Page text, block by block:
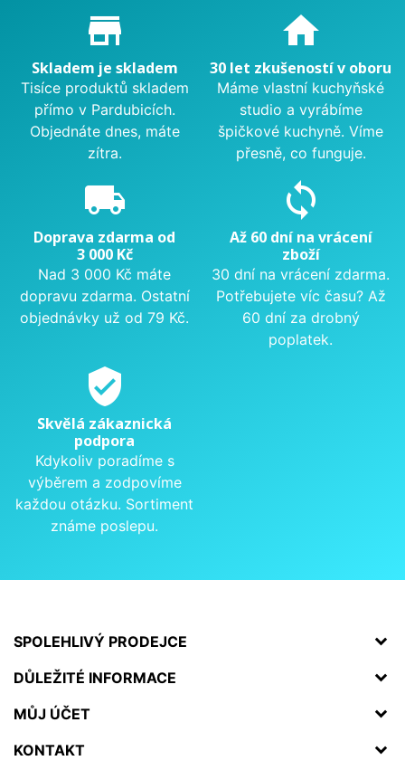
Proč nakupovat u nás?
store_mall_directory
Skladem je skladem
Tisíce produktů skladem
přímo v Pardubicích.
Objednáte dnes, máte
zítra.
home
30 let zkušeností v oboru
Máme vlastní kuchyňské
studio a vyrábíme
špičkové kuchyně. Víme
přesně, co funguje.
local_shipping
Doprava zdarma od
3 000 Kč
Nad 3 000 Kč máte
dopravu zdarma. Ostatní
objednávky už od 79 Kč.
sync
Až 60 dní na vrácení
zboží
30 dní na vrácení zdarma.
Potřebujete víc času? Až
60 dní za drobný
poplatek.
verified_user
Skvělá zákaznická
podpora
Kdykoliv poradíme s
výběrem a zodpovíme
každou otázku. Sortiment
známe poslepu.
SPOLEHLIVÝ PRODEJCE
DŮLEŽITÉ INFORMACE
MŮJ ÚČET
KONTAKT